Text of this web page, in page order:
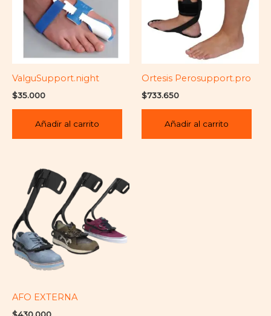
ValguSupport.night
$35.000
Añadir al carrito
Ortesis Perosupport.pro
$733.650
Añadir al carrito
AFO EXTERNA